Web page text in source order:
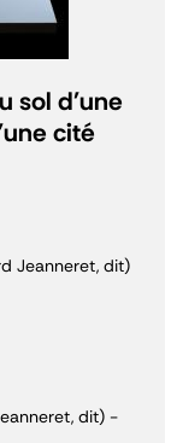
sol d'une
cité
Jeanneret, dit)
dit) -